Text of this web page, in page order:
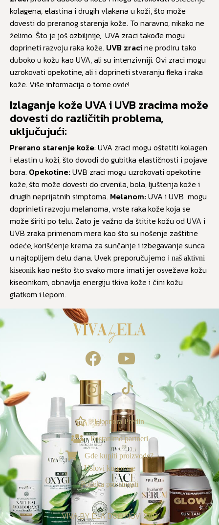
kolagena, elastina i drugih vlakana u koži, što može
dovesti do preranog starenja kože. To naravno, nikako ne
želimo. Što je još ozbiljnije, UVA zraci takođe mogu
doprineti razvoju raka kože. UVB zracine prodiru tako
duboko u kožu kao UVA, ali su intenzivniji. Ovi zraci mogu
uzrokovati opekotine, ali i doprineti stvaranju fleka i raka
kože. Više informacija o tome ovde!
Izlaganje kože UVA i UVB zracima može
dovesti do različitih problema,
uključujući:
Prerano starenje kože: UVA zraci mogu oštetiti kolagen
i elastin u koži, što dovodi do gubitka elastičnosti i pojave
bora. Opekotine:UVB zraci mogu uzrokovati opekotine
kože, što može dovesti do crvenila, bola, ljuštenja kože i
drugih neprijatnih simptoma. Melanom:UVA i UVB mogu
doprinieti razvoju melanoma, vrste raka kože koja se
može širiti po telu. Zato je važno da štitite kožu od UVA i
UVB zraka primenom mera kao što su nošenje zaštitne
odeće, korišćenje krema za sunčanje i izbegavanje sunca
u najtoplijem delu dana. Uvek preporučujemo i naš aktivni
kiseonik kao nešto što svako mora imati jer osvežava kožu
kiseonikom, obnavlja energiju tkiva kože i čini kožu
glatkom i lepom.
Eleonora Predin
Postanimo partneri
Gde kupiti proizvode?
Uslovi kupovine
Politika privatnosti
VIVA BY ELA DOO NOVI SAD
NAGRADE & POGODNOSTI
Ekskluzivno za vas
Loyalty & Preporuka
Spojite porudžbine i uzmite poklone🎁
›
⭐ Tvoj Viva sistem vernosti ›